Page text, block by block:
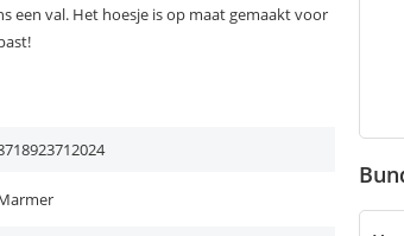
een val. Het hoesje is op maat gemaakt voor